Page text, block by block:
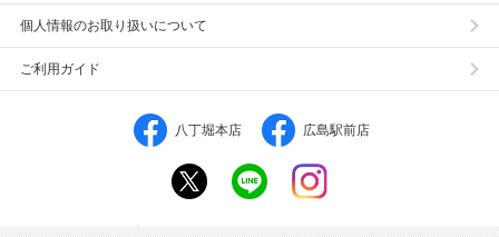
個人情報のお取り扱いについて
ご利用ガイド
八丁堀本店 広島駅前店